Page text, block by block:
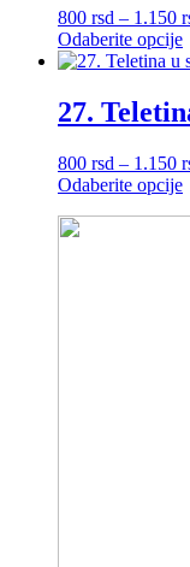
na
800 rsd – 1.150
Odaberite opcije
27.
800 rsd – 1.150
Odaberite opcije